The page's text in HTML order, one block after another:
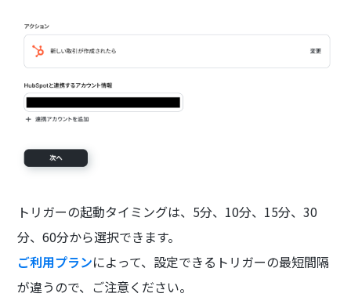
トリガーの起動タイミングは、5分、10分、15分、30
分、60分から選択できます。
ご利用プランによって、設定できるトリガーの最短間隔
が違うので、ご注意ください。